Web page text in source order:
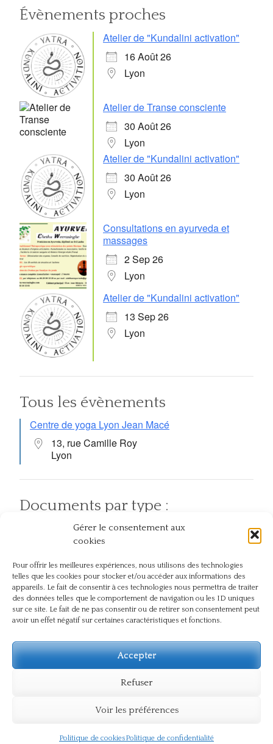
Gérer le consentement aux
cookies
Pour offrir les meilleures expériences, nous utilisons des technologies
telles que les cookies pour stocker et/ou accéder aux informations des
appareils. Le fait de consentir à ces technologies nous permettra de traiter
des données telles que le comportement de navigation ou les ID uniques
sur ce site. Le fait de ne pas consentir ou de retirer son consentement peut
avoir un effet négatif sur certaines caractéristiques et fonctions.
Accepter
Refuser
Voir les préférences
Politique de cookiesPolitique de confidentialité
Évènements proches
Atelier de "Kundalini activation"
16 Août 26
Lyon
Atelier de Transe consciente
30 Août 26
Lyon
Atelier de "Kundalini activation"
30 Août 26
Lyon
Consultations en ayurveda et
massages
2 Sep 26
Lyon
Atelier de "Kundalini activation"
13 Sep 26
Lyon
Tous les évènements
Centre de yoga Lyon Jean Macé
13, rue Camille Roy
Lyon
Documents par type :
Articles Atelier et événement
Documents par thème :
Action Chez soi Compassion Dos En plein air Journée
Santé Souffle Souffrance SûtraTémoignage
© Centre de Yoga Lyon Jean Macé